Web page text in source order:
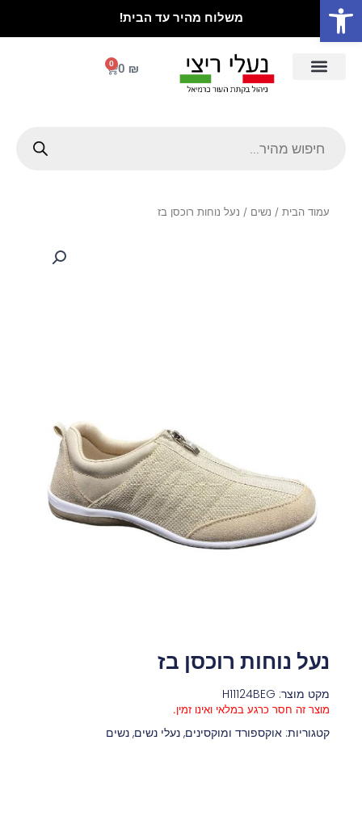
פתח סרגל נגישות
דילוג
לתוכן
משלוח מהיר עד הבית!
0 ₪
0
עגלת
קניות
עמוד הבית / נשים / נעל נוחות רוכסן בז
נעל נוחות רוכסן בז
מקט מוצר: H11124BEG
מוצר זה חסר כרגע במלאי ואינו זמין.
קטגוריות: אוקספורד ומוקסינים, נעלי נשים, נשים